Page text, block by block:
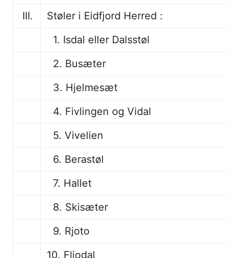
III.
Støler i Eidfjord Herred :
1. Isdal eller Dalsstøl
2. Busæter
3. Hjelmesæt
4. Fivlingen og Vidal
5. Vivelien
6. Berastøl
7. Hallet
8. Skisæter
9. Rjoto
10. Fljodal